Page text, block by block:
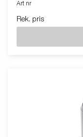
Art nr
Rek. pris